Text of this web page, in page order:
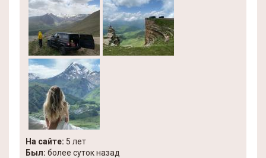
На сайте: 5 лет
Был: более суток назад